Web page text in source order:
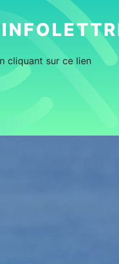
cliquant sur ce lien